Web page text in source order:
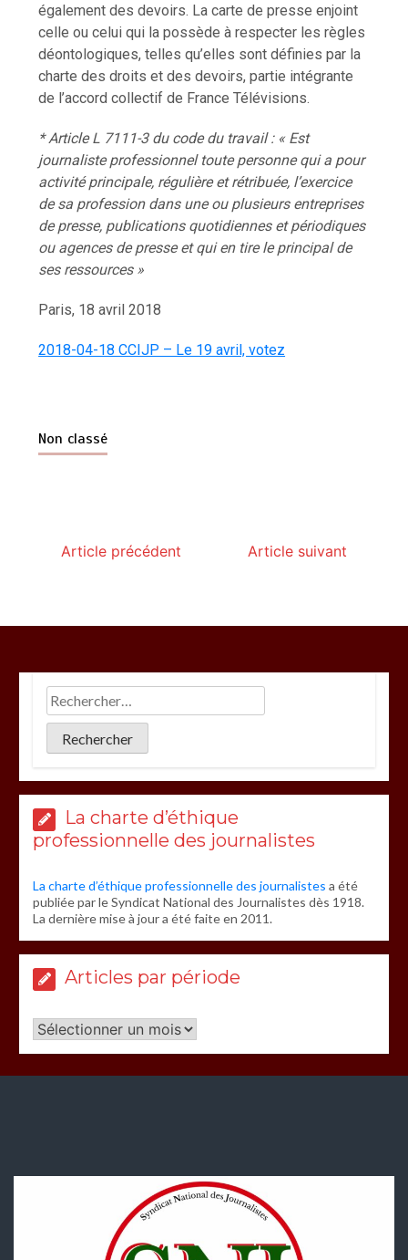
également des devoirs. La carte de presse enjoint
celle ou celui qui la possède à respecter les règles
déontologiques, telles qu’elles sont définies par la
charte des droits et des devoirs, partie intégrante
de l’accord collectif de France Télévisions.
* Article L 7111-3 du code du travail : « Est
journaliste professionnel toute personne qui a pour
activité principale, régulière et rétribuée, l’exercice
de sa profession dans une ou plusieurs entreprises
de presse, publications quotidiennes et périodiques
ou agences de presse et qui en tire le principal de
ses ressources »
Paris, 18 avril 2018
2018-04-18 CCIJP – Le 19 avril, votez
Non classé
Article précédent Article suivant
La charte d’éthique
professionnelle des journalistes
La charte d’éthique professionnelle des journalistes a été
publiée par le Syndicat National des Journalistes dès 1918.
La dernière mise à jour a été faite en 2011.
Articles par période
Articles
par
période